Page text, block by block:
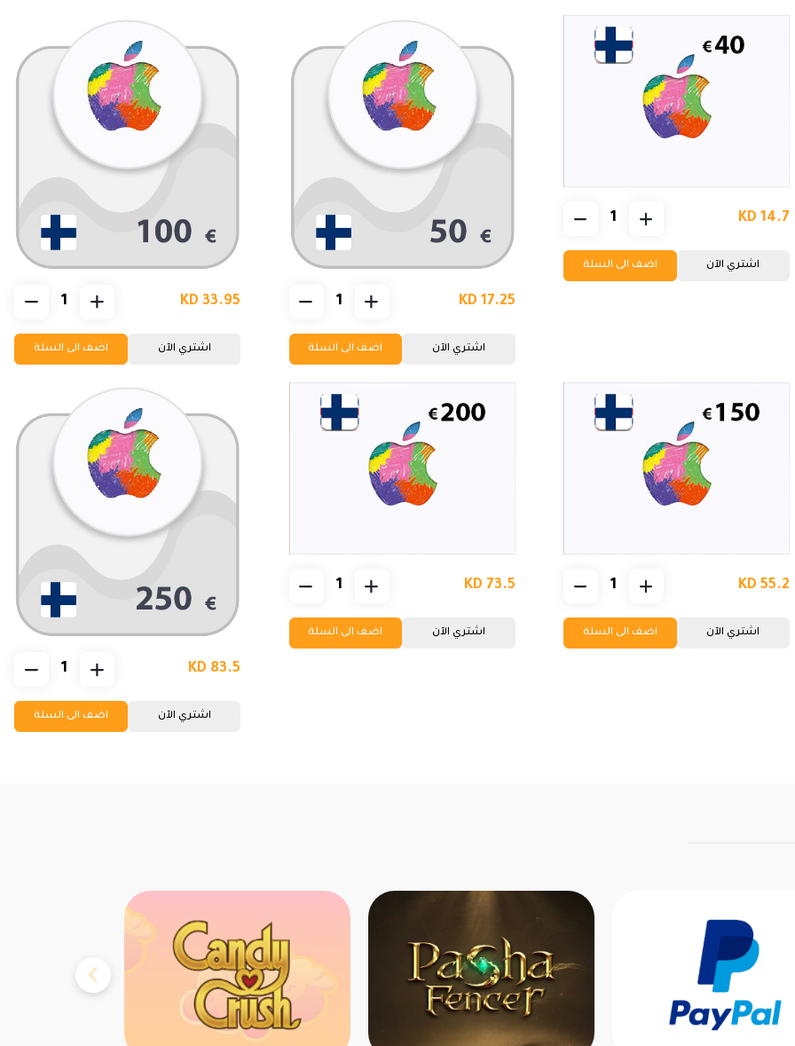
KD 14.7
اشتري الآن اضف الى السلة
KD 17.25
اشتري الآن اضف الى السلة
KD 33.95
اشتري الآن اضف الى السلة
KD 55.2
اشتري الآن اضف الى السلة
KD 73.5
اشتري الآن اضف الى السلة
KD 83.5
اشتري الآن اضف الى السلة